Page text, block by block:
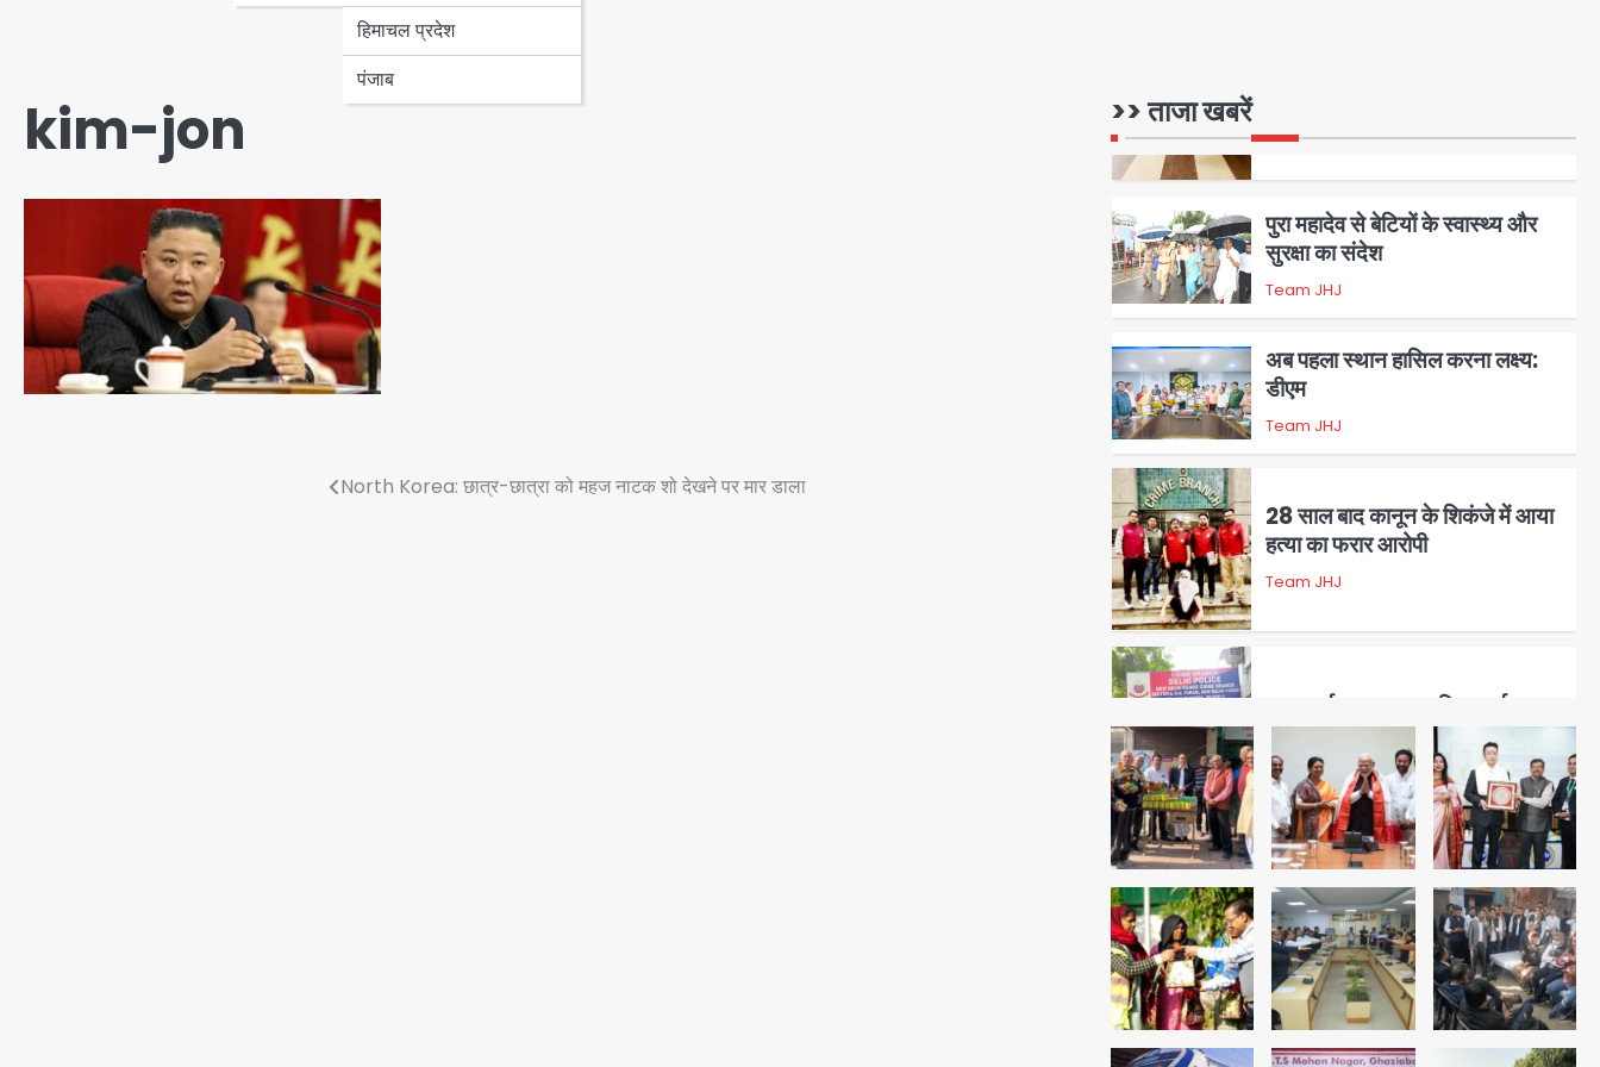
हिमाचल प्रदेश
पंजाब
kim-jon
North Korea: छात्र-छात्रा को महज नाटक शो देखने पर मार डाला
>> ताजा खबरें
5
1
पुरा महादेव से बेटियों के स्वास्थ्य और
सुरक्षा का संदेश
Team JHJ
2
अब पहला स्थान हासिल करना लक्ष्य:
डीएम
Team JHJ
3
28 साल बाद कानून के शिकंजे में आया
हत्या का फरार आरोपी
Team JHJ
4
डबल मर्डर का मुख्य साजिशकर्ता
क्राइम ब्रांच के हत्थे
Team JHJ
5
रोहित चौधरी गैंग का कुख्यात बदमाश
राजस्थान से गिरफ्तार
Team JHJ